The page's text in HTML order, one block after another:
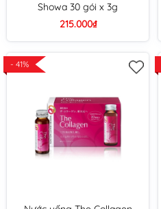
Showa 30 gói x 3g
215.000₫
- 41%